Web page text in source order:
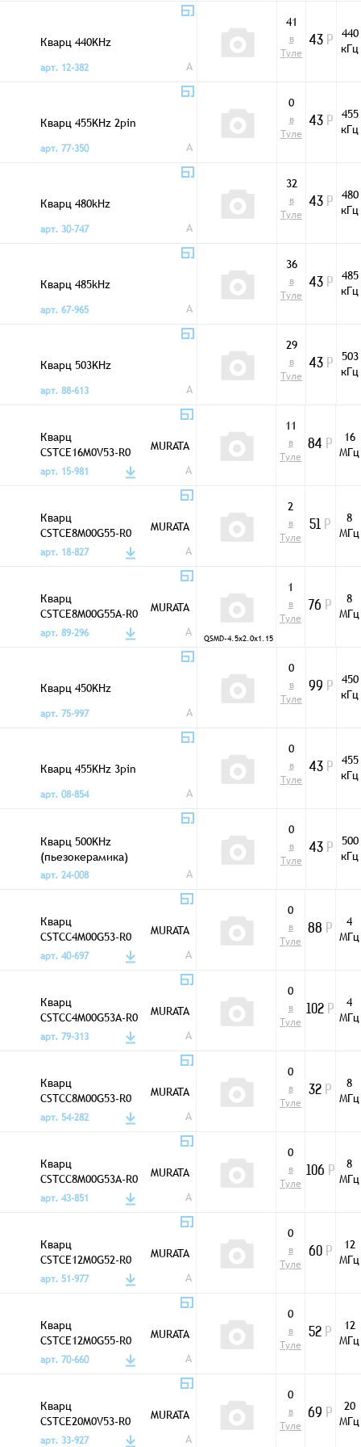
Кварц 440KHz
арт. 12-382
A
41
в
Туле
43 Р
440
кГц
Кварц 455KHz 2pin
арт. 77-350
A
0
в
Туле
43 Р
455
кГц
Кварц 480kHz
арт. 30-747
A
32
в
Туле
43 Р
480
кГц
Кварц 485kHz
арт. 67-965
A
36
в
Туле
43 Р
485
кГц
Кварц 503KHz
арт. 88-613
A
29
в
Туле
43 Р
503
кГц
Кварц
CSTCE16M0V53-R0
16,0MHz
MURATA
арт. 15-981
A
11
в
Туле
84 Р
16
МГц
Кварц
CSTCE8M00G55-R0
8,0MHz
MURATA
арт. 18-827
A
2
в
Туле
51 Р
8
МГц
Кварц
CSTCE8M00G55A-R0
8,0MHz
MURATA
арт. 89-296
A QSMD-4.5x2.0x1.15
1
в
Туле
76 Р
8
МГц
Кварц 450KHz
арт. 75-997
A
0
в
Туле
99 Р
450
кГц
Кварц 455KHz 3pin
арт. 08-854
A
0
в
Туле
43 Р
455
кГц
Кварц 500KHz
(пьезокерамика)
арт. 24-008
A
0
в
Туле
43 Р
500
кГц
Кварц
CSTCC4M00G53-R0
4,0MHz
MURATA
арт. 40-697
A
0
в
Туле
88 Р
4
МГц
Кварц
CSTCC4M00G53A-R0
4,0MHz
MURATA
арт. 79-313
A
0
в
Туле
102 Р
4
МГц
Кварц
CSTCC8M00G53-R0
8,0MHz
MURATA
арт. 54-282
A
0
в
Туле
32 Р
8
МГц
Кварц
CSTCC8M00G53A-R0
8,0MHz
MURATA
арт. 43-851
A
0
в
Туле
106 Р
8
МГц
Кварц
CSTCE12M0G52-R0
12,0MHz
MURATA
арт. 51-977
A
0
в
Туле
60 Р
12
МГц
Кварц
CSTCE12M0G55-R0
12,0MHz
MURATA
арт. 70-660
A
0
в
Туле
52 Р
12
МГц
Кварц
CSTCE20M0V53-R0
20,0MHz
MURATA
арт. 33-927
A
0
в
Туле
69 Р
20
МГц